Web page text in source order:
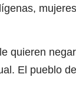
quieren
El pueblo